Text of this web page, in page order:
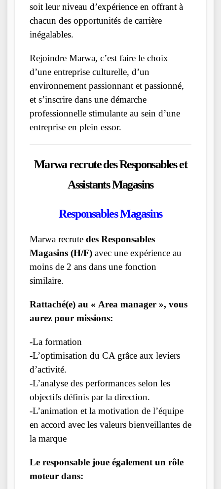
soit leur niveau d’expérience en offrant à
chacun des opportunités de carrière
inégalables.
Rejoindre Marwa, c’est faire le choix
d’une entreprise culturelle, d’un
environnement passionnant et passionné,
et s’inscrire dans une démarche
professionnelle stimulante au sein d’une
entreprise en plein essor.
Marwarecrute des Responsables et
Assistants Magasins
Responsables Magasins
Marwa recrute des Responsables
Magasins (H/F) avec une expérience au
moins de 2 ans dans une fonction
similaire.
Rattaché(e) au « Area manager », vous
aurez pour missions:
-La formation
-L’optimisation du CA grâce aux leviers
d’activité.
-L’analyse des performances selon les
objectifs définis par la direction.
-L’animation et la motivation de l’équipe
en accord avec les valeurs bienveillantes de
la marque
Le responsable joue également un rôle
moteur dans: